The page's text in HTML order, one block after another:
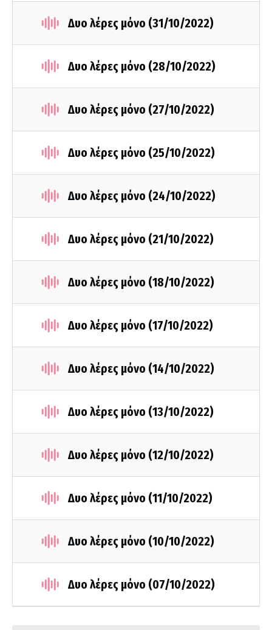
Δυο λέρες μόνο (31/10/2022)
Δυο λέρες μόνο (28/10/2022)
Δυο λέρες μόνο (27/10/2022)
Δυο λέρες μόνο (25/10/2022)
Δυο λέρες μόνο (24/10/2022)
Δυο λέρες μόνο (21/10/2022)
Δυο λέρες μόνο (18/10/2022)
Δυο λέρες μόνο (17/10/2022)
Δυο λέρες μόνο (14/10/2022)
Δυο λέρες μόνο (13/10/2022)
Δυο λέρες μόνο (12/10/2022)
Δυο λέρες μόνο (11/10/2022)
Δυο λέρες μόνο (10/10/2022)
Δυο λέρες μόνο (07/10/2022)